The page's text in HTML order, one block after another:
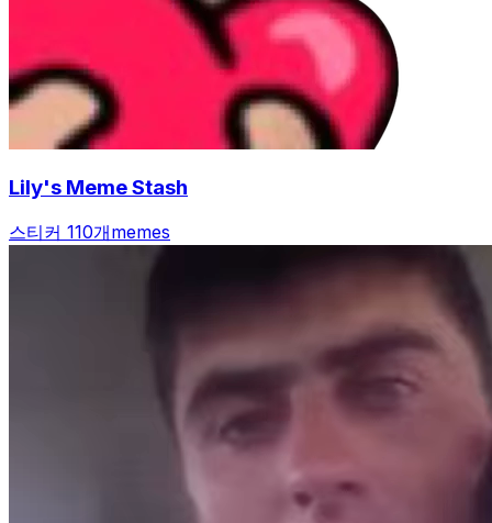
Lily's Meme Stash
스티커 110개memes